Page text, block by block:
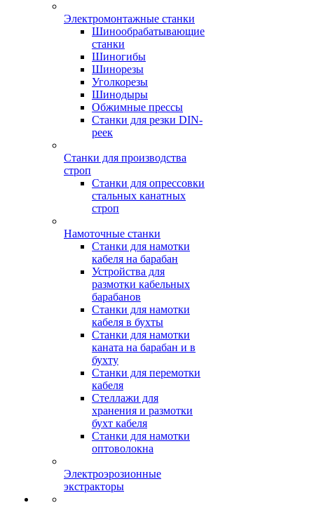
Электромонтажные станки
Шинообрабатывающие
станки
Шиногибы
Шинорезы
Уголкорезы
Шинодыры
Обжимные прессы
Станки для резки DIN-
реек
Станки для производства
строп
Станки для опрессовки
стальных канатных
строп
Намоточные станки
Станки для намотки
кабеля на барабан
Устройства для
размотки кабельных
барабанов
Станки для намотки
кабеля в бухты
Станки для намотки
каната на барабан и в
бухту
Станки для перемотки
кабеля
Стеллажи для
хранения и размотки
бухт кабеля
Станки для намотки
оптоволокна
Электроэрозионные
экстракторы